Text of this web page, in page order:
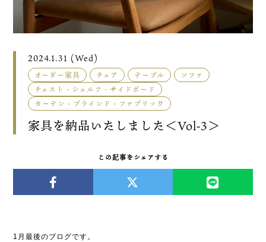
2024.1.31 (Wed)
オーダー家具 チェア テーブル
ソファ
チェスト・シェルフ・サイドボード
カーテン・ブラインド・ファブリック
家具を納品いたしました＜Vol-3＞
この記事をシェアする
1月最後のブログです。